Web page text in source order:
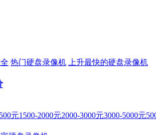
热门硬盘录像机 上升最快的硬盘录像机
元1500-2000元2000-3000元3000-5000元